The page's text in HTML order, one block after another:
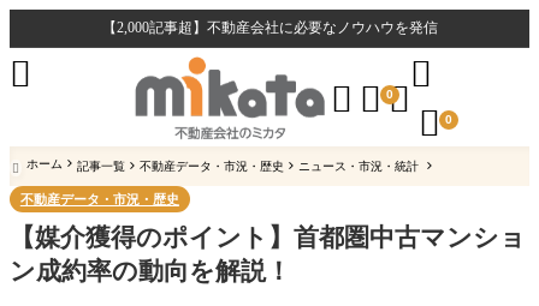
【2,000記事超】不動産会社に必要なノウハウを発信
  0

 0

 ホーム 記事一覧 不動産データ・市況・歴史 ニュース・市況・統計
不動産データ・市況・歴史
【媒介獲得のポイント】首都圏中古マンショ
ン成約率の動向を解説！